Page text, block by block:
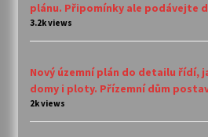
plánu. Připomínky ale podávejte
3.2k views
Nový územní plán do detailu řídí,
domy i ploty. Přízemní dům
2k views